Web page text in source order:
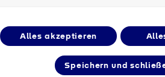
Alles akzeptieren
Speichern und